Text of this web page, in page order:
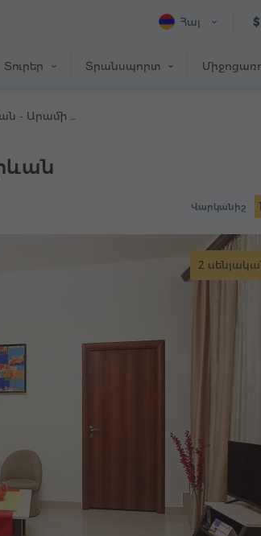
$
Հայ
Տուրեր Տրանսպորտ
Վարկանիշ
2